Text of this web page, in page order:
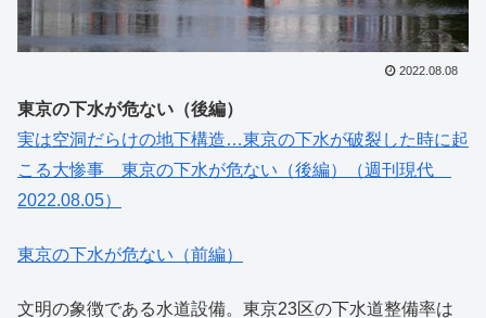
2022.08.08
東京の下水が危ない（後編）
実は空洞だらけの地下構造…東京の下水が破裂した時に起
こる大惨事 東京の下水が危ない（後編）（週刊現代
2022.08.05）
東京の下水が危ない（前編）
文明の象徴である水道設備。東京23区の下水道整備率は